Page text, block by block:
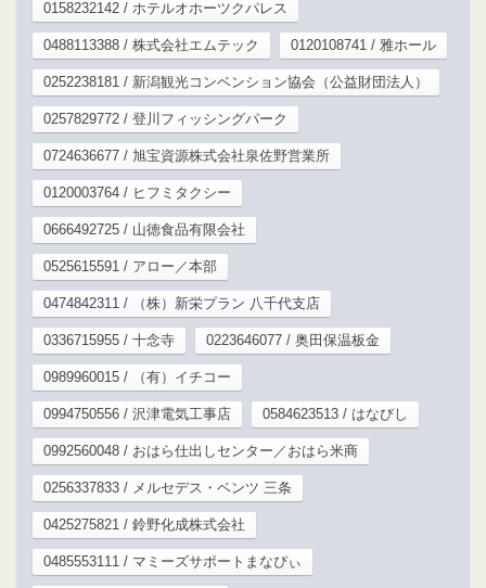
0158232142 / ホテルオホーツクパレス
0488113388 / 株式会社エムテック 0120108741 / 雅ホール
0252238181 / 新潟観光コンベンション協会（公益財団法人）
0257829772 / 登川フィッシングパーク
0724636677 / 旭宝資源株式会社泉佐野営業所
0120003764 / ヒフミタクシー
0666492725 / 山徳食品有限会社
0525615591 / アロー／本部
0474842311 / （株）新栄プラン 八千代支店
0336715955 / 十念寺 0223646077 / 奥田保温板金
0989960015 / （有）イチコー
0994750556 / 沢津電気工事店 0584623513 / はなびし
0992560048 / おはら仕出しセンター／おはら米商
0256337833 / メルセデス・ベンツ 三条
0425275821 / 鈴野化成株式会社
0485553111 / マミーズサポートまなぴぃ